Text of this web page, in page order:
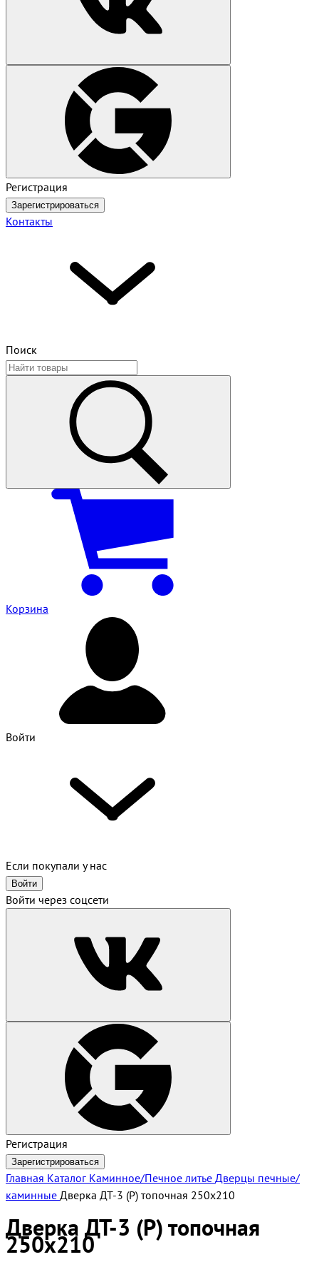
Регистрация
Зарегистрироваться
Контакты
Поиск
Корзина
Войти
Если покупали у нас
Войти
Войти через соцсети
Регистрация
Зарегистрироваться
Главная Каталог Каминное/Печное литье Дверцы печные/
каминные Дверка ДТ-3 (Р) топочная 250х210
Дверка ДТ-3 (Р) топочная
250х210